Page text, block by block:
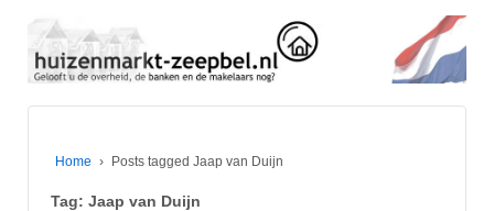
Home › Posts tagged Jaap van Duijn
Tag: Jaap van Duijn